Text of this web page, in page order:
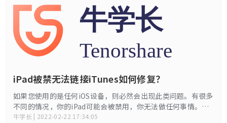
iPad被禁无法链接iTunes如何修复？
如果您使用的是任何iOS设备，则必然会出现此类问题。有很多
不同的情况，你的iPad可能会被禁用，你无法做任何事情。主
要是在这种情况下，Apple指示用户连接到iTunes，但如果你
牛学长 | 2022-02-22 17:34:05